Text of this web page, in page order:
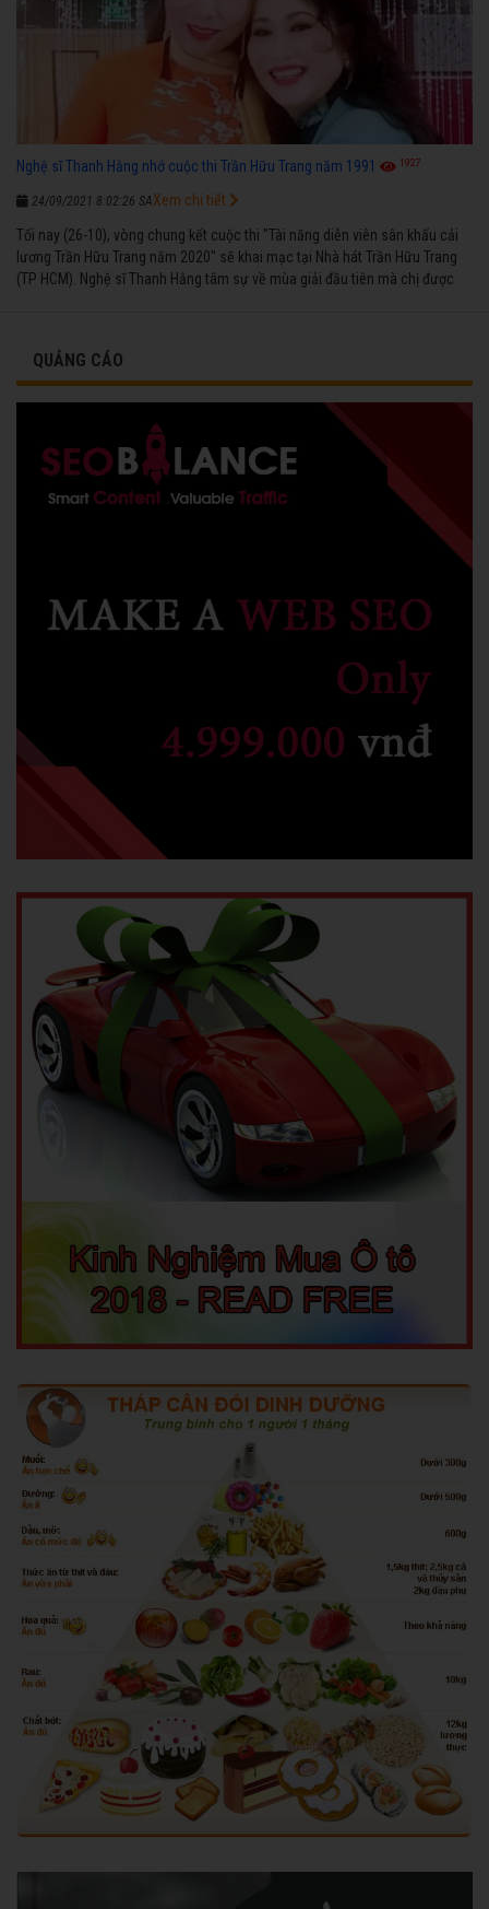
Nghệ sĩ Thanh Hằng nhớ cuộc thi Trần Hữu Trang năm 1991 1927
24/09/2021 8:02:26 SA
Tối nay (26-10), vòng chung kết cuộc thi "Tài năng diễn viên sân khấu cải
lương Trần Hữu Trang năm 2020" sẽ khai mạc tại Nhà hát Trần Hữu Trang
(TP HCM). Nghệ sĩ Thanh Hằng tâm sự về mùa giải đầu tiên mà chị được
Xem chi tiết
QUẢNG CÁO